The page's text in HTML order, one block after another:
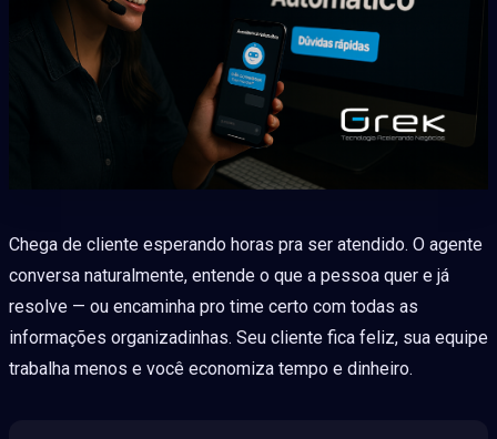
Chega de cliente esperando horas pra ser atendido. O agente
conversa naturalmente, entende o que a pessoa quer e já
resolve — ou encaminha pro time certo com todas as
informações organizadinhas. Seu cliente fica feliz, sua equipe
trabalha menos e você economiza tempo e dinheiro.